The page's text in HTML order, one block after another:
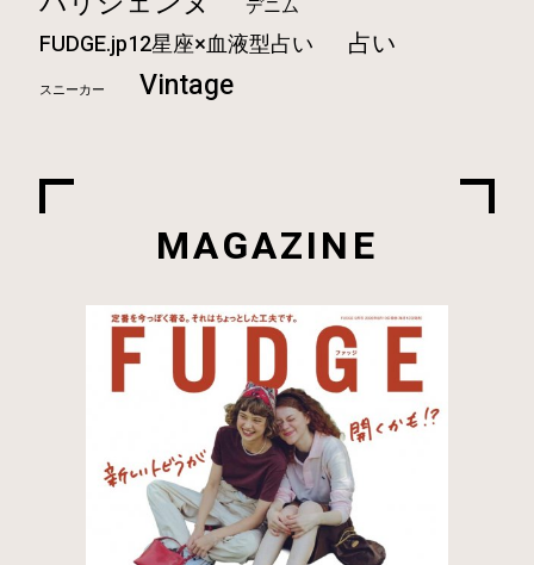
デニム
FUDGE.jp12星座×血液型占い 占い
スニーカー Vintage
MAGAZINE